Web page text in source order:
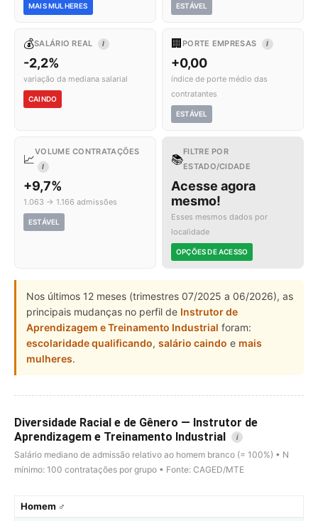
MAIS MULHERES ESTÁVEL
💰SALÁRIO REAL I
-2,2%
variação da mediana salarial
CAINDO
🏢 PORTE EMPRESAS I
+0,00
índice de porte médio das
contratantes
ESTÁVEL
📈
VOLUME CONTRATAÇÕES
I
+9,7%
1.063 → 1.166 admissões
ESTÁVEL
📚
FILTRE POR
ESTADO/CIDADE
Acesse agora
mesmo!
Esses mesmos dados por
localidade
OPÇÕES DE ACESSO
Nos últimos 12 meses (trimestres 07/2025 a 06/2026), as
principais mudanças no perfil de Instrutor de
Aprendizagem e Treinamento Industrial foram:
escolaridade qualificando, salário caindo e mais
mulheres.
Diversidade Racial e de Gênero — Instrutor de
Aprendizagem e Treinamento Industrial
i
Salário mediano de admissão relativo ao homem branco (= 100%) • N
mínimo: 100 contratações por grupo • Fonte: CAGED/MTE
Homem ♂